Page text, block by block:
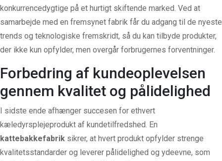
konkurrencedygtige på et hurtigt skiftende marked. Ved at
samarbejde med en fremsynet fabrik får du adgang til de nyeste
trends og teknologiske fremskridt, så du kan tilbyde produkter,
der ikke kun opfylder, men overgår forbrugernes forventninger.
Forbedring af kundeoplevelsen
gennem kvalitet og pålidelighed
I sidste ende afhænger succesen for ethvert
kæledyrsplejeprodukt af kundetilfredshed. En
kattebakkefabrik sikrer, at hvert produkt opfylder strenge
kvalitetsstandarder og leverer pålidelighed og ydeevne, som